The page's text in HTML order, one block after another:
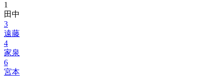
1
田中
3
遠藤
4
家泉
6
宮本